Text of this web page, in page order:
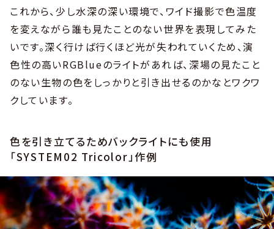
これから、少し水深の深い環境で、ワイド撮影で色温度
を変えながら誰も見たことのない世界を表現してみた
いです。深く行けば行くほど光が失われていくため、演
色性の高いRGBlueのライトがあれば、深場の見たこと
のない生物の色をしっかりと引き出せるのかなとワクワ
クしています。
色を引き立てるためバックライトにも使用
「SYSTEM02 Tricolor」作例